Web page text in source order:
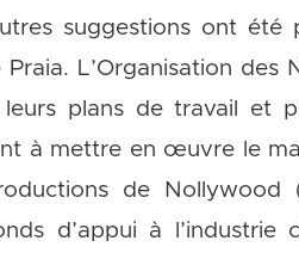
suggestions ont
L’Organisation
plans de travail et
à mettre en œuvre le
de Nollywood
d’appui à